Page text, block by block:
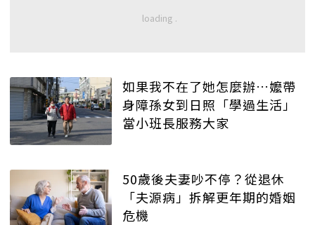
如果我不在了她怎麼辦…嬤帶
身障孫女到日照「學過生活」
當小班長服務大家
50歲後夫妻吵不停？從退休
「夫源病」拆解更年期的婚姻
危機